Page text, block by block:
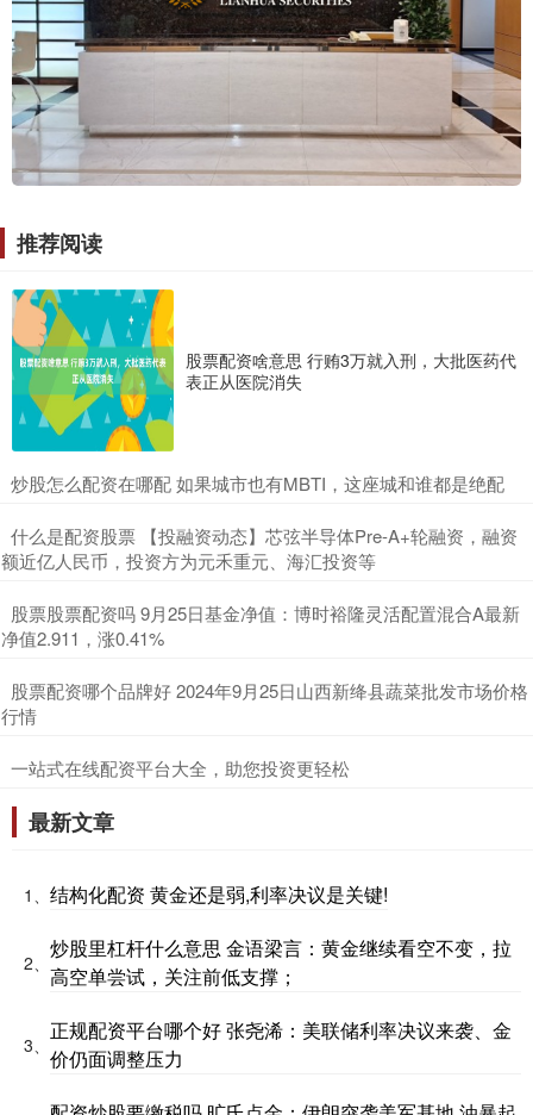
推荐阅读
股票配资啥意思 行贿3万就入刑，大批医药代
表正从医院消失
​炒股怎么配资在哪配 如果城市也有MBTI，这座城和谁都是绝配
​什么是配资股票 【投融资动态】芯弦半导体Pre-A+轮融资，融资
额近亿人民币，投资方为元禾重元、海汇投资等
​股票股票配资吗 9月25日基金净值：博时裕隆灵活配置混合A最新
净值2.911，涨0.41%
​股票配资哪个品牌好 2024年9月25日山西新绛县蔬菜批发市场价格
行情
​一站式在线配资平台大全，助您投资更轻松
最新文章
1、 结构化配资 黄金还是弱,利率决议是关键!
2、
炒股里杠杆什么意思 金语梁言：黄金继续看空不变，拉
高空单尝试，关注前低支撑；
3、
正规配资平台哪个好 张尧浠：美联储利率决议来袭、金
价仍面调整压力